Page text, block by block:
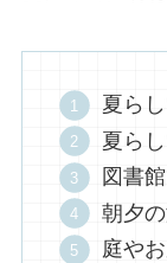
夏ら
夏ら
図書
朝夕
庭や